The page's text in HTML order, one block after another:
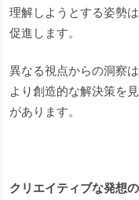
理解しようとする姿勢
促進します。
異なる視点からの洞察
より創造的な解決策を
があります。
クリエイティブな発想